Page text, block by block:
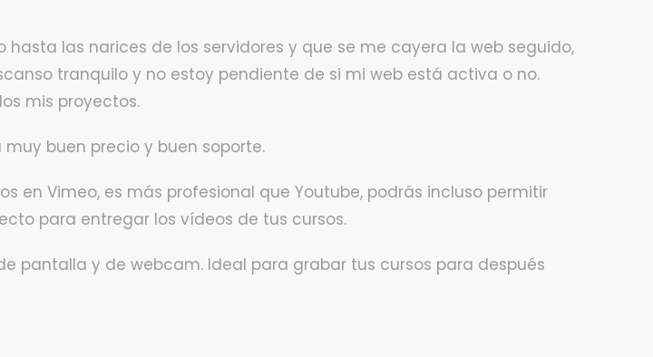
hasta las narices de los servidores y que se me cayera la web seguido,
tranquilo y no estoy pendiente de si mi web está activa o no.
mis proyectos.
buen precio y buen soporte.
en Vimeo, es más profesional que Youtube, podrás incluso permitir
para entregar los vídeos de tus cursos.
pantalla y de webcam. Ideal para grabar tus cursos para después